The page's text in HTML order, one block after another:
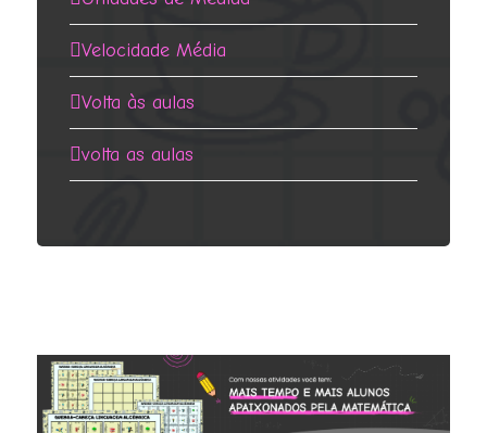
Velocidade Média
Volta às aulas
volta as aulas